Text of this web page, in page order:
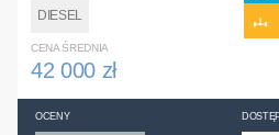
DIESEL
CENA ŚREDNIA
42 000 zł
OCENY